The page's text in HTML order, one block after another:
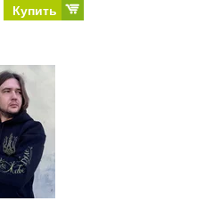
Купить